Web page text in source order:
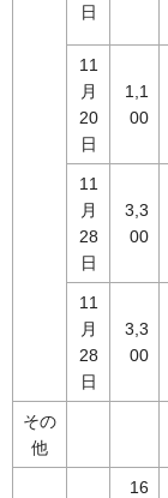
日
11
月
20
日
1,1
00
11
月
28
日
3,3
00
11
月
28
日
3,3
00
その
他
16